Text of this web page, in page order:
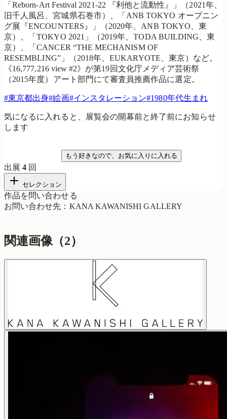
「Reborn-Art Festival 2021-22 『利他と流動性』」（2021年、
旧千人風呂、宮城県石巻市）、「ANB TOKYO オープニン
グ展『ENCOUNTERS』」（2020年、ANB TOKYO、東
京）、「TOKYO 2021」（2019年、TODA BUILDING、東
京）、「CANCER “THE MECHANISM OF
RESEMBLING”」（2018年、EUKARYOTE、東京）など。
《16,777,216 view #2》が第19回文化庁メディア芸術祭
（2015年度）アート部門にて審査員推薦作品に選定。
#東京都出身#絵画#インスタレーション#1980年代生まれ
気になるに入れると、展覧会の開幕前と終了前にお知らせ
します
もう好きなので、お気に入りに入れる
出展4 回
セレクション
作品を問い合わせる
お問い合わせ先 ： KANA KAWANISHI GALLERY
関連画像（2）